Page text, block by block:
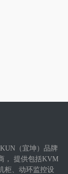
（宜坤）品牌
， 提供包括KVM
柜、动环监控设